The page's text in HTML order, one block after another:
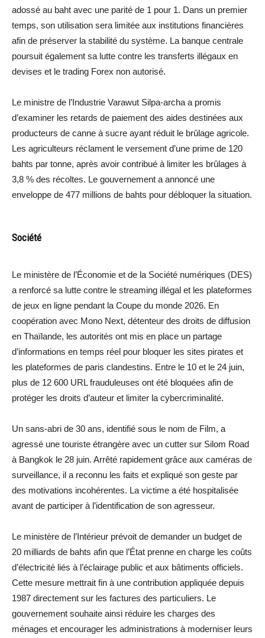
adossé au baht avec une parité de 1 pour 1. Dans un premier
temps, son utilisation sera limitée aux institutions financières
afin de préserver la stabilité du système. La banque centrale
poursuit également sa lutte contre les transferts illégaux en
devises et le trading Forex non autorisé.
Le ministre de l’Industrie Varawut Silpa-archa a promis
d’examiner les retards de paiement des aides destinées aux
producteurs de canne à sucre ayant réduit le brûlage agricole.
Les agriculteurs réclament le versement d’une prime de 120
bahts par tonne, après avoir contribué à limiter les brûlages à
3,8 % des récoltes. Le gouvernement a annoncé une
enveloppe de 477 millions de bahts pour débloquer la situation.
Société
Le ministère de l’Économie et de la Société numériques (DES)
a renforcé sa lutte contre le streaming illégal et les plateformes
de jeux en ligne pendant la Coupe du monde 2026. En
coopération avec Mono Next, détenteur des droits de diffusion
en Thaïlande, les autorités ont mis en place un partage
d’informations en temps réel pour bloquer les sites pirates et
les plateformes de paris clandestins. Entre le 10 et le 24 juin,
plus de 12 600 URL frauduleuses ont été bloquées afin de
protéger les droits d’auteur et limiter la cybercriminalité.
Un sans-abri de 30 ans, identifié sous le nom de Film, a
agressé une touriste étrangère avec un cutter sur Silom Road
à Bangkok le 28 juin. Arrêté rapidement grâce aux caméras de
surveillance, il a reconnu les faits et expliqué son geste par
des motivations incohérentes. La victime a été hospitalisée
avant de participer à l’identification de son agresseur.
Le ministère de l’Intérieur prévoit de demander un budget de
20 milliards de bahts afin que l’État prenne en charge les coûts
d’électricité liés à l’éclairage public et aux bâtiments officiels.
Cette mesure mettrait fin à une contribution appliquée depuis
1987 directement sur les factures des particuliers. Le
gouvernement souhaite ainsi réduire les charges des
ménages et encourager les administrations à moderniser leurs